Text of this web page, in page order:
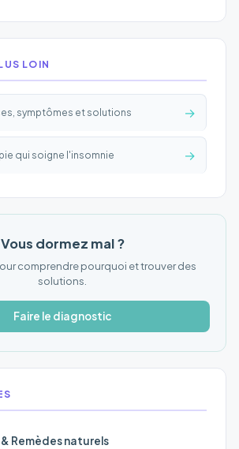
LOIN
symptômes et solutions →
qui soigne l'insomnie →
Vous dormez mal ?
comprendre pourquoi et trouver des
solutions.
Faire le diagnostic
Remèdes naturels